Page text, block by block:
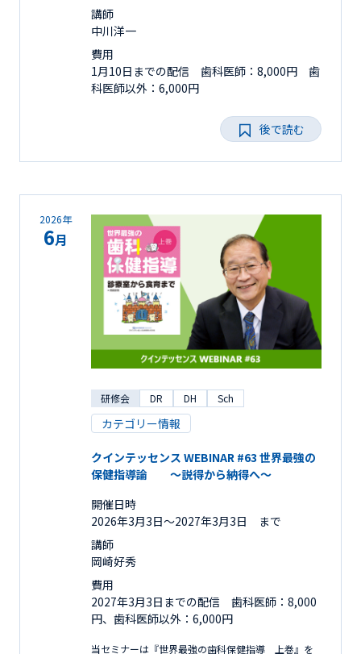
講師
中川洋一
費用
1月10日までの配信 歯科医師：8,000円 歯
科医師以外：6,000円
後で読む
2026年
6月
研修会 DR DH Sch
カテゴリー情報
クインテッセンス WEBINAR #63 世界最強の
保健指導論 ～説得から納得へ～
開催日時
2026年3月3日〜2027年3月3日 まで
講師
岡崎好秀
費用
2027年3月3日までの配信 歯科医師：8,000
円、歯科医師以外：6,000円
当セミナーは『世界最強の歯科保健指導 上巻』を